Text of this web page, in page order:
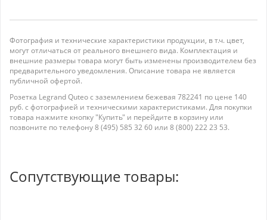
Фотография и технические характеристики продукции, в т.ч. цвет,
могут отличаться от реального внешнего вида. Комплектация и
внешние размеры товара могут быть изменены производителем без
предварительного уведомления. Описание товара не является
публичной офертой.
Розетка Legrand Quteo с заземлением бежевая 782241 по цене 140
руб. с фотографией и техническими характеристиками. Для покупки
товара нажмите кнопку "Купить" и перейдите в корзину или
позвоните по телефону 8 (495) 585 32 60 или 8 (800) 222 23 53.
Сопутствующие товары: